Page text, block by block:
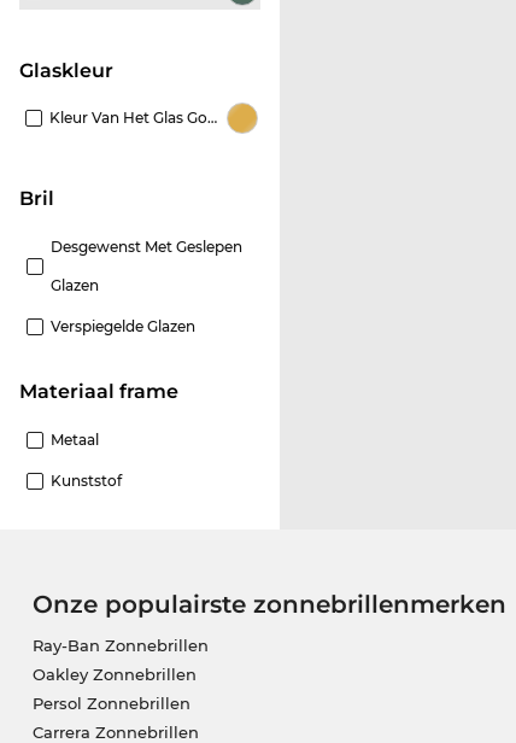
Glaskleur
Kleur Van Het Glas Goud
Bril
Desgewenst Met Geslepen
Glazen
Verspiegelde Glazen
Materiaal frame
Metaal
Kunststof
Onze populairste zonnebrillenmerken
Ray-Ban Zonnebrillen
Oakley Zonnebrillen
Persol Zonnebrillen
Carrera Zonnebrillen